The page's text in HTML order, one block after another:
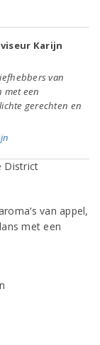
Karijn
van
met een
gerechten en
van appel,
met een